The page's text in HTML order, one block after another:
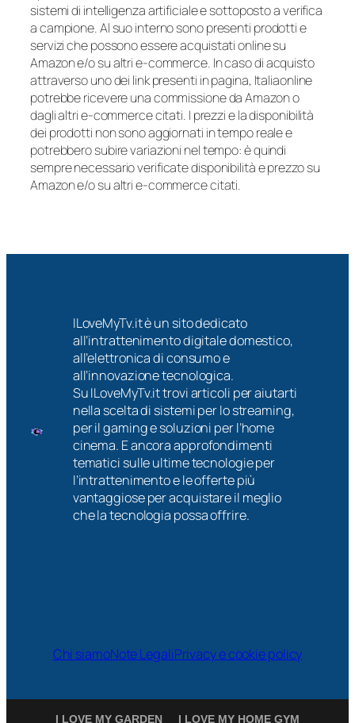
sistemi di intelligenza artificiale e sottoposto a verifica
a campione. Al suo interno sono presenti prodotti e
servizi che possono essere acquistati online su
Amazon e/o su altri e-commerce. In caso di acquisto
attraverso uno dei link presenti in pagina, Italiaonline
potrebbe ricevere una commissione da Amazon o
dagli altri e-commerce citati. I prezzi e la disponibilità
dei prodotti non sono aggiornati in tempo reale e
potrebbero subire variazioni nel tempo: è quindi
sempre necessario verificate disponibilità e prezzo su
Amazon e/o su altri e-commerce citati.
ILoveMyTv.it è un sito dedicato
all’intrattenimento digitale domestico,
all’elettronica di consumo e
all’innovazione tecnologica.
Su ILoveMyTv.it trovi articoli per aiutarti
nella scelta di sistemi per lo streaming,
per il gaming e soluzioni per l’home
cinema. E ancora approfondimenti
tematici sulle ultime tecnologie per
l’intrattenimento e le offerte più
vantaggiose per acquistare il meglio
che la tecnologia possa offrire.
Chi siamoNote LegaliPrivacy e cookie policy
I LOVE MY GARDEN
I LOVE MY HOME GYM